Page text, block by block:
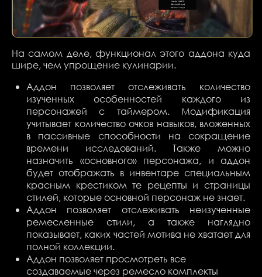
На самом деле, функционал этого аддона куда
шире, чем упрощение кулинарии.
Аддон позволяет отслеживать количество
изученных особенностей каждого из
персонажей с таймером. Модификация
учитывает количество очков навыков, вложенных
в пассивные способности на сокращение
времени исследований. Также можно
назначить «основного» персонажа, и аддон
будет отображать в инвентаре специальным
красным крестиком те рецепты и страницы
стилей, которые основной персонаж не знает.
Аддон позволяет отслеживать неизученные
ремесленные стили, а также наглядно
показывает, каких частей мотива не хватает для
полной коллекции.
Аддон позволяет просмотреть все
создаваемые через ремесло комплекты